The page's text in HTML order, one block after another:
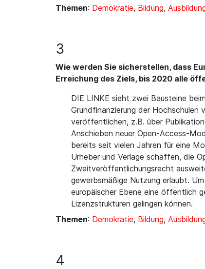
Themen: Demokratie, Bildung,
3
Wie werden Sie sicherstellen, dass
Erreichung des Ziels, bis 2020 alle
DIE LINKE sieht zwei Bausteine
Grundfinanzierung der
veröffentlichen, z.B. über
Anschieben neuer Open-Access-
bereits seit vielen Jahren für eine
Urheber und Verlage schaffen, die
Zweitveröffentlichungsrecht
gewerbsmäßige Nutzung erlaubt.
europäischer Ebene eine öffentlich
Lizenzstrukturen gelingen können.
Themen: Demokratie, Bildung,
4